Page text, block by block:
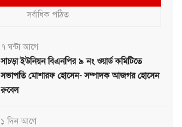
সর্বাধিক পঠিত
৭ ঘন্টা আগে
সাচড়া ইউনিয়ন বিএনপির ৯ নং ওয়ার্ড কমিটিতে
সভাপতি মোশারফ হোসেন- সম্পাদক আজগর হোসেন
রুবেল
১ দিন আগে